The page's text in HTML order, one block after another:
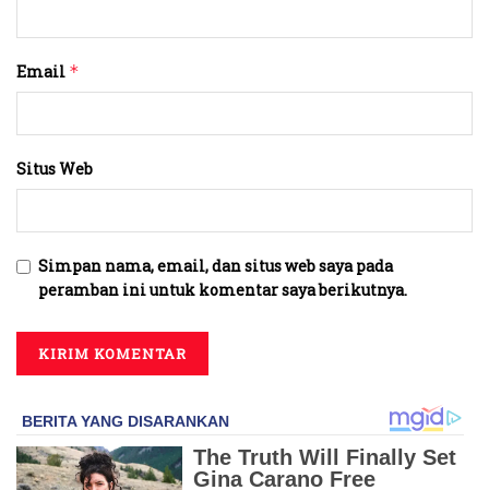
Email *
Situs Web
Simpan nama, email, dan situs web saya pada
peramban ini untuk komentar saya berikutnya.